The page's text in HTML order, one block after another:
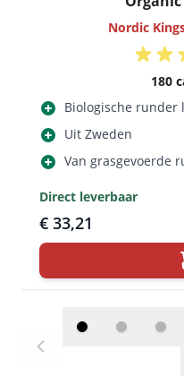
Nordic
180
Biologische runder
Uit Zweden
Van grasgevoerde
Direct leverbaar
Special Price
€ 33,21